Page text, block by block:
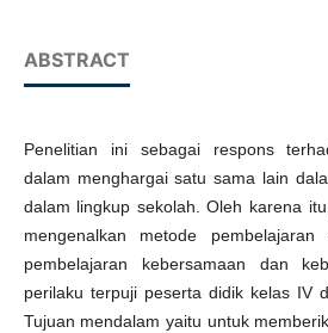
ABSTRACT
Penelitian ini sebagai respons
dalam menghargai satu sama lain
dalam lingkup sekolah. Oleh karena
mengenalkan metode
pembelajaran kebersamaan dan
perilaku terpuji peserta didik kelas IV
Tujuan mendalam yaitu untuk